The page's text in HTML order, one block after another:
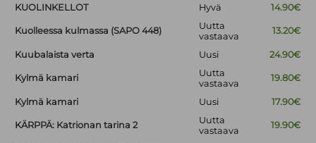
KUOLINKELLOT Hyvä 14.90€
Kuolleessa kulmassa (SAPO 448)
Uutta
vastaava
13.20€
Kuubalaista verta Uusi 24.90€
Kylmä kamari
Uutta
vastaava
19.80€
Kylmä kamari Uusi 17.90€
KÄRPPÄ: Katrionan tarina 2
Uutta
vastaava
19.90€